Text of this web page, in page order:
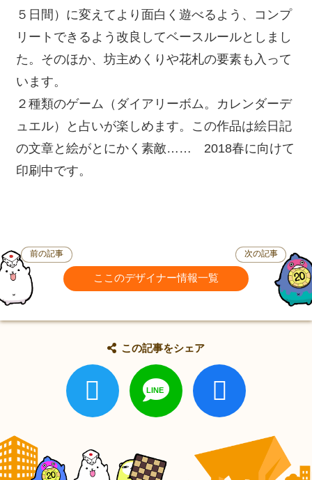
５日間）に変えてより面白く遊べるよう、コンプ
リートできるよう改良してベースルールとしまし
た。そのほか、坊主めくりや花札の要素も入って
います。
２種類のゲーム（ダイアリーボム。カレンダーデ
ュエル）と占いが楽しめます。この作品は絵日記
の文章と絵がとにかく素敵…… 2018春に向けて
印刷中です。
前の記事
ここのデザイナー情報一覧
次の記事
この記事をシェア